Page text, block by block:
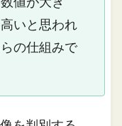
いと思われ
の仕組みで